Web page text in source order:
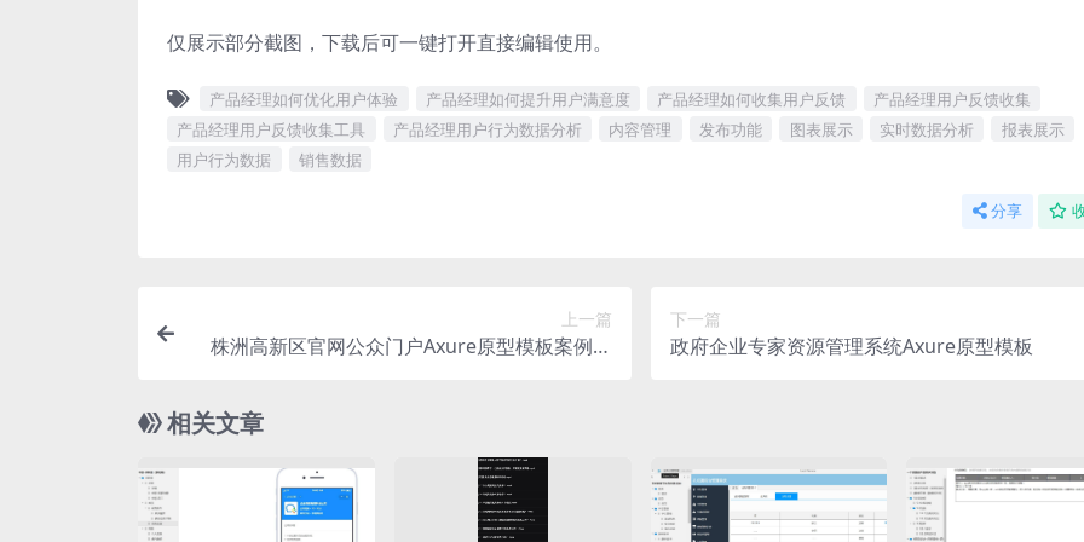
仅展示部分截图，下载后可一键打开直接编辑使用。
产品经理如何优化用户体验 产品经理如何提升用户满意度 产品经理如何收集用户反馈
产品经理用户反馈收集
产品经理用户反馈收集工具
产品经理用户行为数据分析 内容管理 发布功能 图表展示 实时数据分析
报表展示
用户行为数据
销售数据
分享
上一篇
株洲高新区官网公众门户Axure原型模板案例下
下一篇
政府企业专家资源管理系统Axure原型模板
相关文章